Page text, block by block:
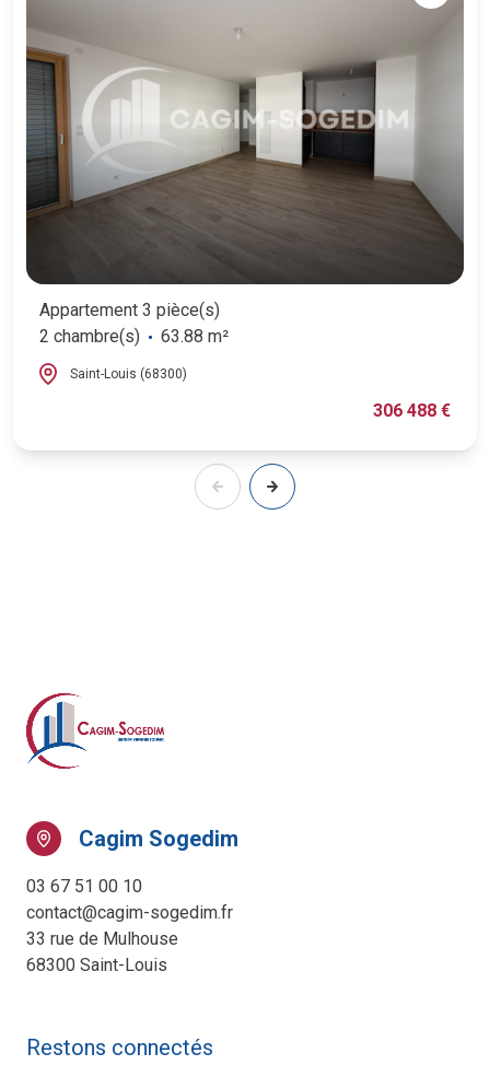
Appartement 3 pièce(s)
2 chambre(s)
63.88 m²
Saint-Louis (68300)
306 488 €
Cagim Sogedim
03 67 51 00 10
contact@cagim-sogedim.fr
33 rue de Mulhouse
68300 Saint-Louis
Restons connectés